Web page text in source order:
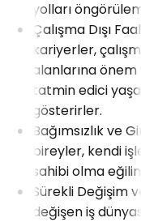
yolları
Çalışma Dışı
kariyerler,
alanlarına önem
tatmin edici
gösterirler.
Bağımsızlık ve
bireyler, kendi
sahibi olma
Sürekli Değişim
değişen iş